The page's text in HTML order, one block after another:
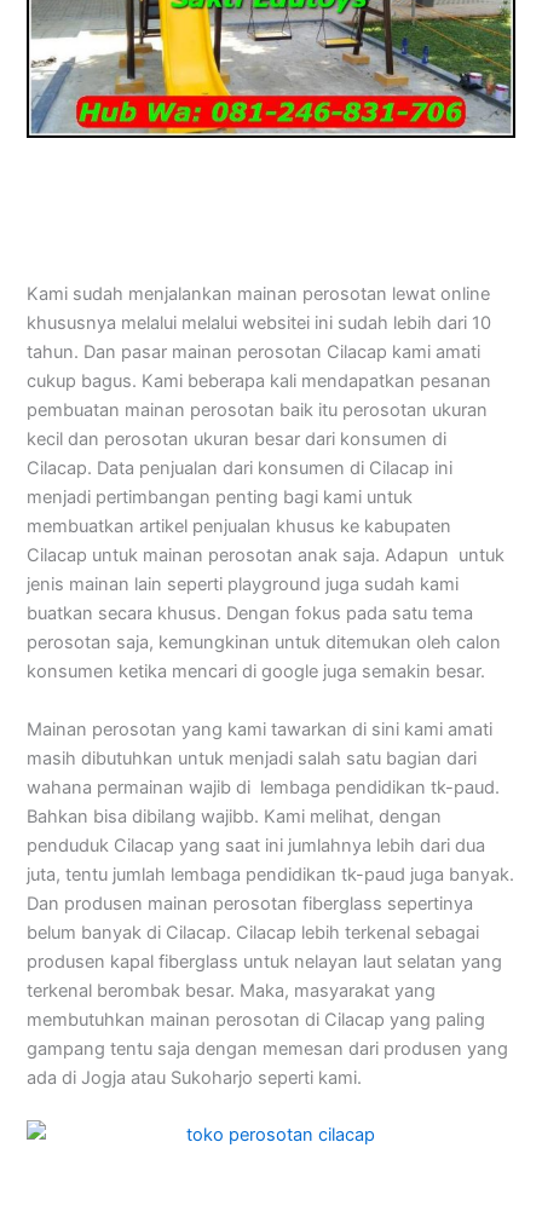
Kami sudah menjalankan mainan perosotan lewat online
khususnya melalui melalui websitei ini sudah lebih dari 10
tahun. Dan pasar mainan perosotan Cilacap kami amati
cukup bagus. Kami beberapa kali mendapatkan pesanan
pembuatan mainan perosotan baik itu perosotan ukuran
kecil dan perosotan ukuran besar dari konsumen di
Cilacap. Data penjualan dari konsumen di Cilacap ini
menjadi pertimbangan penting bagi kami untuk
membuatkan artikel penjualan khusus ke kabupaten
Cilacap untuk mainan perosotan anak saja. Adapun untuk
jenis mainan lain seperti playground juga sudah kami
buatkan secara khusus. Dengan fokus pada satu tema
perosotan saja, kemungkinan untuk ditemukan oleh calon
konsumen ketika mencari di google juga semakin besar.
Mainan perosotan yang kami tawarkan di sini kami amati
masih dibutuhkan untuk menjadi salah satu bagian dari
wahana permainan wajib di lembaga pendidikan tk-paud.
Bahkan bisa dibilang wajibb. Kami melihat, dengan
penduduk Cilacap yang saat ini jumlahnya lebih dari dua
juta, tentu jumlah lembaga pendidikan tk-paud juga banyak.
Dan produsen mainan perosotan fiberglass sepertinya
belum banyak di Cilacap. Cilacap lebih terkenal sebagai
produsen kapal fiberglass untuk nelayan laut selatan yang
terkenal berombak besar. Maka, masyarakat yang
membutuhkan mainan perosotan di Cilacap yang paling
gampang tentu saja dengan memesan dari produsen yang
ada di Jogja atau Sukoharjo seperti kami.